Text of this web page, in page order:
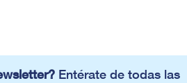
Entérate de todas las